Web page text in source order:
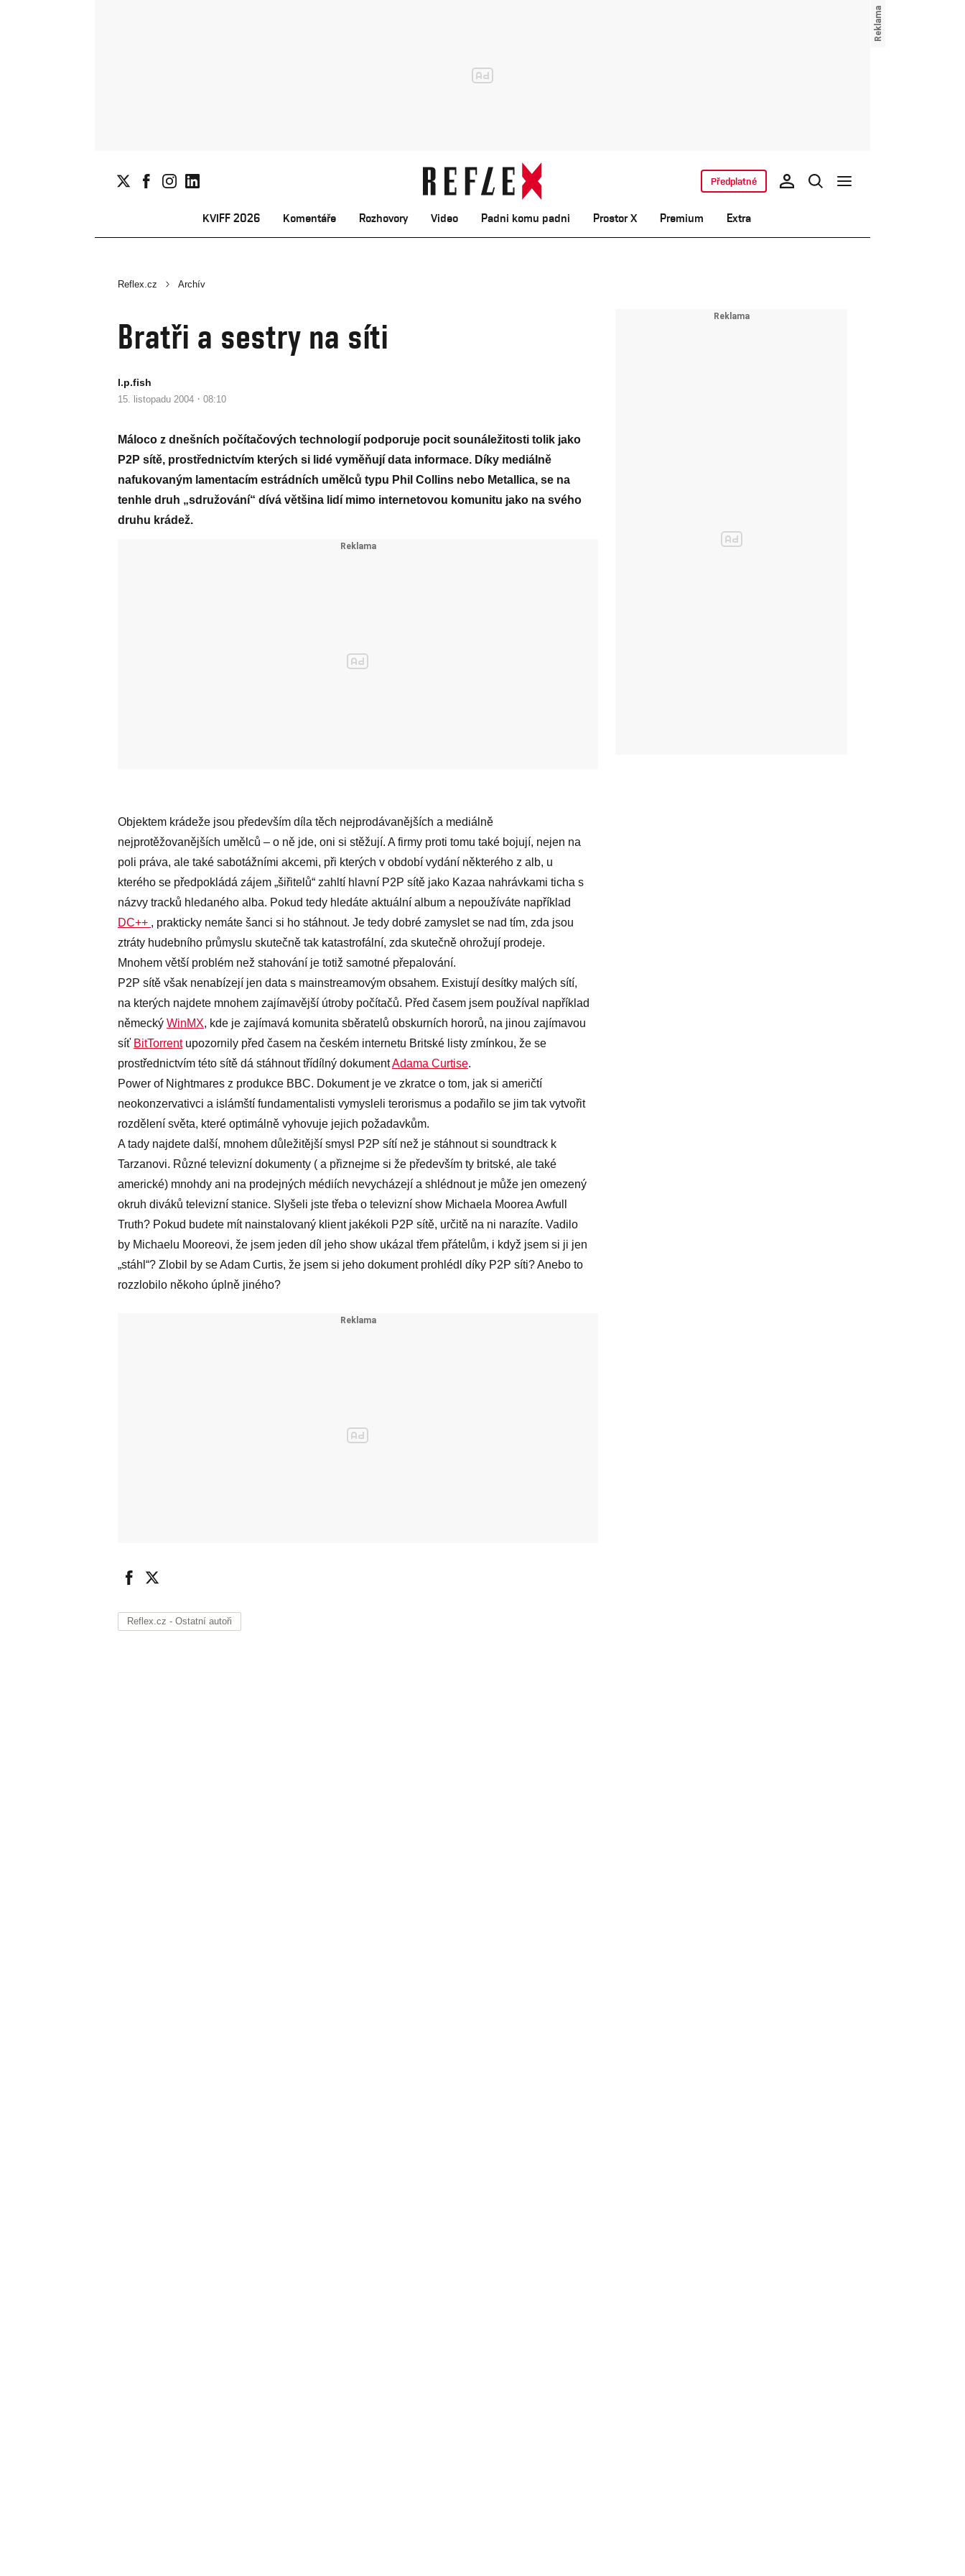
KVIFF 2026 Komentáře Rozhovory Video Padni komu padni Prostor X Premium Extra
Předplatné
Reflex.cz Archív
Bratři a sestry na síti
l.p.fish
15. listopadu 2004 · 08:10
Máloco z dnešních počítačových technologií podporuje pocit sounáležitosti tolik jako
P2P sítě, prostřednictvím kterých si lidé vyměňují data informace. Díky mediálně
nafukovaným lamentacím estrádních umělců typu Phil Collins nebo Metallica, se na
tenhle druh „sdružování“ dívá většina lidí mimo internetovou komunitu jako na svého
druhu krádež.
Objektem krádeže jsou především díla těch nejprodávanějších a mediálně
nejprotěžovanějších umělců – o ně jde, oni si stěžují. A firmy proti tomu také bojují, nejen na
poli práva, ale také sabotážními akcemi, při kterých v období vydání některého z alb, u
kterého se předpokládá zájem „šiřitelů“ zahltí hlavní P2P sítě jako Kazaa nahrávkami ticha s
názvy tracků hledaného alba. Pokud tedy hledáte aktuální album a nepoužíváte například
DC++ , prakticky nemáte šanci si ho stáhnout. Je tedy dobré zamyslet se nad tím, zda jsou
ztráty hudebního průmyslu skutečně tak katastrofální, zda skutečně ohrožují prodeje.
Mnohem větší problém než stahování je totiž samotné přepalování.
P2P sítě však nenabízejí jen data s mainstreamovým obsahem. Existují desítky malých sítí,
na kterých najdete mnohem zajímavější útroby počítačů. Před časem jsem používal například
německý WinMX, kde je zajímavá komunita sběratelů obskurních hororů, na jinou zajímavou
síť BitTorrentupozornily před časem na českém internetu Britské listy zmínkou, že se
prostřednictvím této sítě dá stáhnout třídílný dokumentAdama Curtise.
Power of Nightmares z produkce BBC. Dokument je ve zkratce o tom, jak si američtí
neokonzervativci a islámští fundamentalisti vymysleli terorismus a podařilo se jim tak vytvořit
rozdělení světa, které optimálně vyhovuje jejich požadavkům.
A tady najdete další, mnohem důležitější smysl P2P sítí než je stáhnout si soundtrack k
Tarzanovi. Různé televizní dokumenty ( a přiznejme si že především ty britské, ale také
americké) mnohdy ani na prodejných médiích nevycházejí a shlédnout je může jen omezený
okruh diváků televizní stanice. Slyšeli jste třeba o televizní show Michaela Moorea Awfull
Truth? Pokud budete mít nainstalovaný klient jakékoli P2P sítě, určitě na ni narazíte. Vadilo
by Michaelu Mooreovi, že jsem jeden díl jeho show ukázal třem přátelům, i když jsem si ji jen
„stáhl“? Zlobil by se Adam Curtis, že jsem si jeho dokument prohlédl díky P2P síti? Anebo to
rozzlobilo někoho úplně jiného?
Reflex.cz - Ostatní autoři